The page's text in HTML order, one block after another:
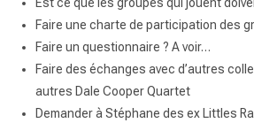
Faire une charte de participation des
Faire un questionnaire ? A voir…
Faire des échanges avec d’autres
autres Dale Cooper Quartet
Demander à Stéphane des ex Littles